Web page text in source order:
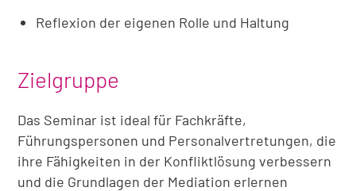
Reflexion der eigenen Rolle und Haltung
Zielgruppe
Das Seminar ist ideal für Fachkräfte,
Führungspersonen und Personalvertretungen, die
ihre Fähigkeiten in der Konfliktlösung verbessern
und die Grundlagen der Mediation erlernen